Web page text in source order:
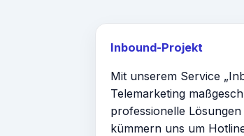
Inbound-Projekt
Mit unserem Service
Telemarketing
professionelle
kümmern uns um